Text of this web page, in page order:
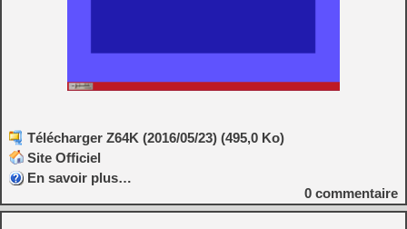
Télécharger Z64K (2016/05/23) (495,0 Ko)
Site Officiel
En savoir plus…
0 commentaire